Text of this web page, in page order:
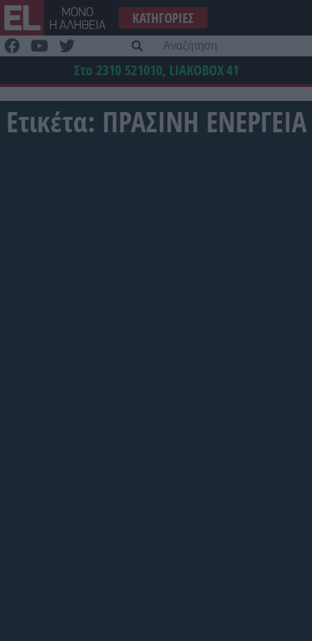
Μετάβαση
στο
περιεχόμενο
ΚΑΤΗΓΟΡΊΕΣ
Στο 2310 521010, LIAKOBOX41
Ετικέτα: ΠΡΑΣΙΝΗ ΕΝΕΡΓΕΙΑ